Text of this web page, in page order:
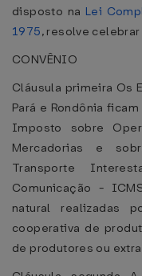
disposto na Lei
1975, resolve
CONVÊNIO
Cláusula primeira Os
Pará e Rondônia
Imposto sobre
Mercadorias e
Transporte
Comunicação -
natural realizadas
cooperativa de
de produtores ou